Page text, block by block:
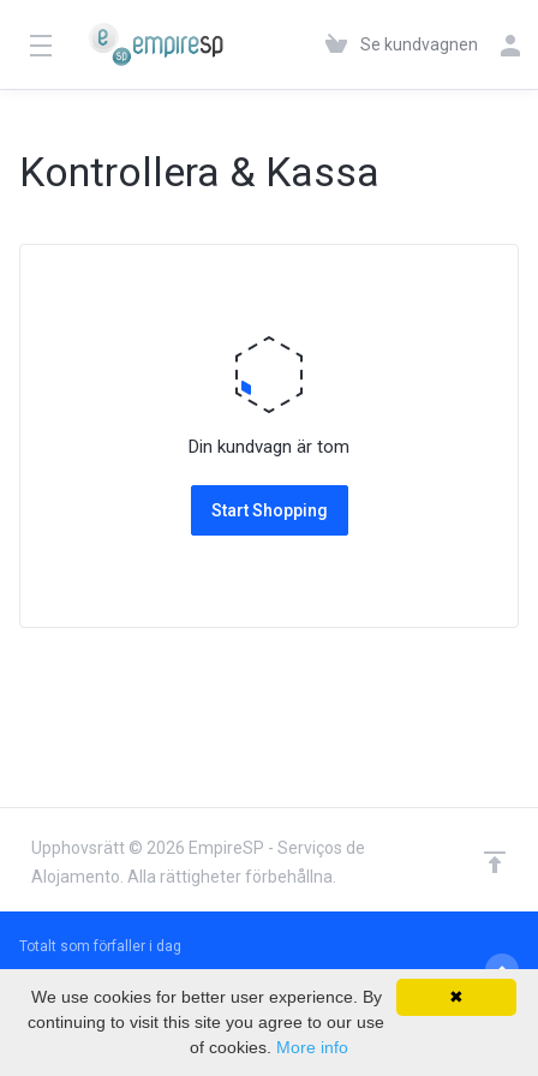
Se kundvagnen
Kontrollera & Kassa
Din kundvagn är tom
Start Shopping
€0.00 EUR
Totalt som förfaller i dag
Kassan
Upphovsrätt © 2026 EmpireSP - Serviços de
Alojamento. Alla rättigheter förbehållna.
✖
We use cookies for better user experience. By
continuing to visit this site you agree to our use
of cookies. More info